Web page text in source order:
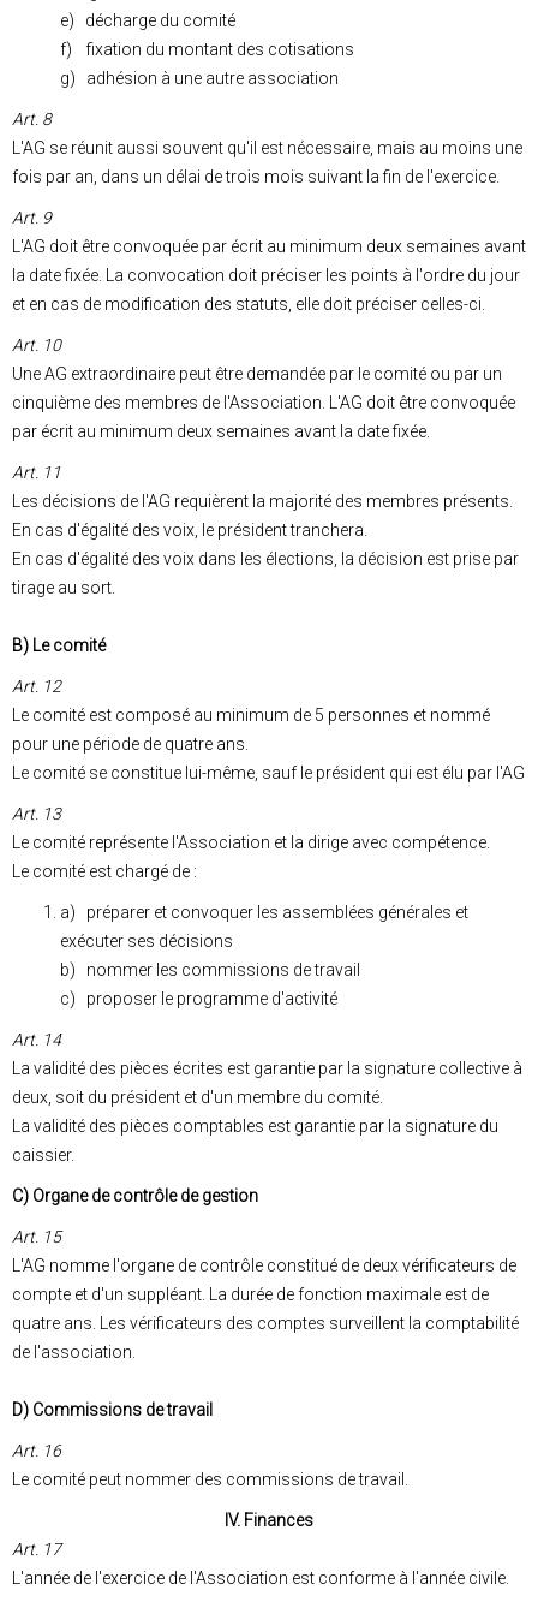
e) décharge du comité
f) fixation du montant des cotisations
g) adhésion à une autre association
Art. 8
L'AG se réunit aussi souvent qu'il est nécessaire, mais au moins une
fois par an, dans un délai de trois mois suivant la fin de l'exercice.
Art. 9
L'AG doit être convoquée par écrit au minimum deux semaines avant
la date fixée. La convocation doit préciser les points à l'ordre du jour
et en cas de modification des statuts, elle doit préciser celles-ci.
Art. 10
Une AG extraordinaire peut être demandée par le comité ou par un
cinquième des membres de l'Association. L'AG doit être convoquée
par écrit au minimum deux semaines avant la date fixée.
Art. 11
Les décisions de l'AG requièrent la majorité des membres présents.
En cas d'égalité des voix, le président tranchera.
En cas d'égalité des voix dans les élections, la décision est prise par
tirage au sort.
B) Le comité
Art. 12
Le comité est composé au minimum de 5 personnes et nommé
pour une période de quatre ans.
Le comité se constitue lui-même, sauf le président qui est élu par l'AG
Art. 13
Le comité représente l'Association et la dirige avec compétence.
Le comité est chargé de :
a) préparer et convoquer les assemblées générales et
exécuter ses décisions
b) nommer les commissions de travail
c) proposer le programme d'activité
Art. 14
La validité des pièces écrites est garantie par la signature collective à
deux, soit du président et d'un membre du comité.
La validité des pièces comptables est garantie par la signature du
caissier.
C) Organe de contrôle de gestion
Art. 15
L'AG nomme l'organe de contrôle constitué de deux vérificateurs de
compte et d'un suppléant. La durée de fonction maximale est de
quatre ans. Les vérificateurs des comptes surveillent la comptabilité
de l'association.
D) Commissions de travail
Art. 16
Le comité peut nommer des commissions de travail.
IV. Finances
Art. 17
L'année de l'exercice de l'Association est conforme à l'année civile.